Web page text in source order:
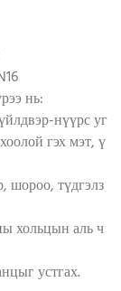
нь:
нүүрс уг
гэх мэт, ү
шороо, түдгэлз
хольцын аль ч
устгах.